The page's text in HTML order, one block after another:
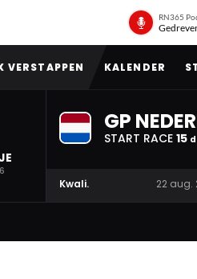
RN365
VERSTAPPEN KALENDER
GP
START RACE 15 d
Kwali. 22 aug.